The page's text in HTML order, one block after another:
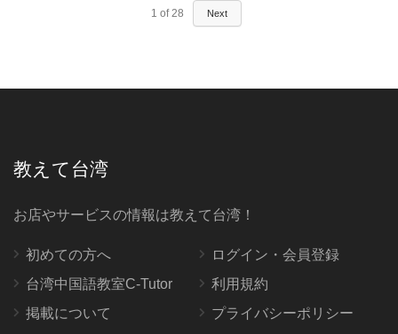
1 of 28 Next
教えて台湾
お店やサービスの情報は教えて台湾！
初めての方へ
台湾中国語教室C-Tutor
掲載について
ログイン・会員登録
利用規約
プライバシーポリシー